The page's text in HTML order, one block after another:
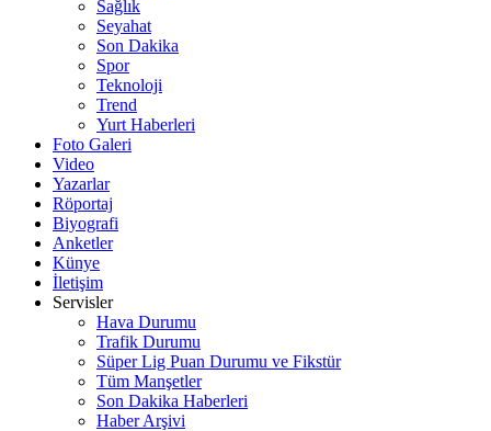
Sağlık
Seyahat
Son Dakika
Spor
Teknoloji
Trend
Yurt Haberleri
Foto Galeri
Video
Yazarlar
Röportaj
Biyografi
Anketler
Künye
İletişim
Servisler
Hava Durumu
Trafik Durumu
Süper Lig Puan Durumu ve Fikstür
Tüm Manşetler
Son Dakika Haberleri
Haber Arşivi